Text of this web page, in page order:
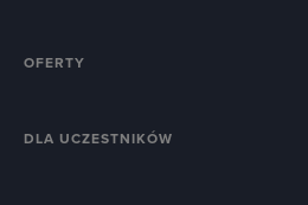
OFERTY
DLA UCZESTNIKÓW